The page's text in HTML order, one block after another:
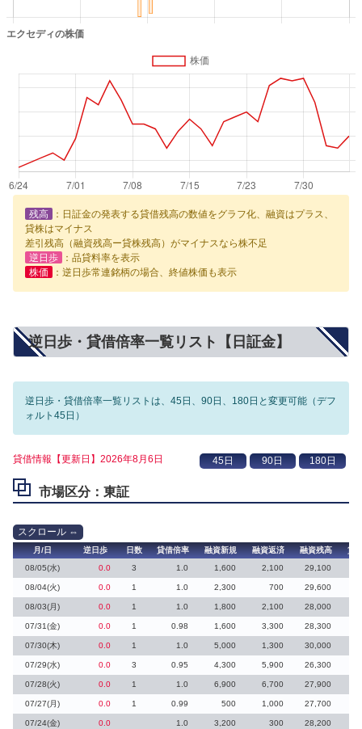
残高
：日証金の発表する貸借残高の数値をグラフ化、融資はプラス、
貸株はマイナス
差引残高（融資残高ー貸株残高）がマイナスなら株不足
逆日歩
：品貸料率を表示
株価
：逆日歩常連銘柄の場合、終値株価も表示
逆日歩・貸借倍率一覧リスト【日証金】
逆日歩・貸借倍率一覧リストは、45日、90日、180日と変更可能（デフ
ォルト45日）
貸借情報【更新日】2026年8月6日
市場区分：東証
月/日 逆日歩 日数 貸借倍率 融資新規 融資返済 融資残高
貸
08/05(水)
0.0 3 1.0 1,600 2,100 29,100
08/04(火) 0.0 1 1.0 2,300 700 29,600
08/03(月) 0.0 1 1.0 1,800 2,100 28,000
07/31(金) 0.0 1 0.98 1,600 3,300 28,300
07/30(木) 0.0 1 1.0 5,000 1,300 30,000
07/29(水) 0.0 3 0.95 4,300 5,900 26,300
07/28(火) 0.0 1 1.0 6,900 6,700 27,900
07/27(月) 0.0 1 0.99 500 1,000 27,700
07/24(金) 0.0 1.0 3,200 300 28,200